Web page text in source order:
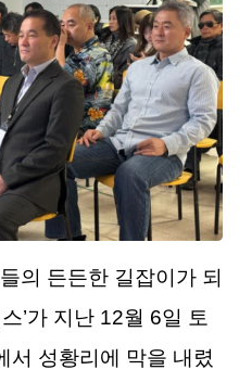
의 든든한 길잡이가 되
’가 지난 12월 6일 토
서 성황리에 막을 내렸